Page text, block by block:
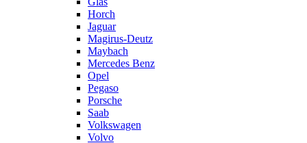
Horch
Jaguar
Magirus-Deutz
Maybach
Mercedes Benz
Opel
Pegaso
Porsche
Saab
Volkswagen
Volvo